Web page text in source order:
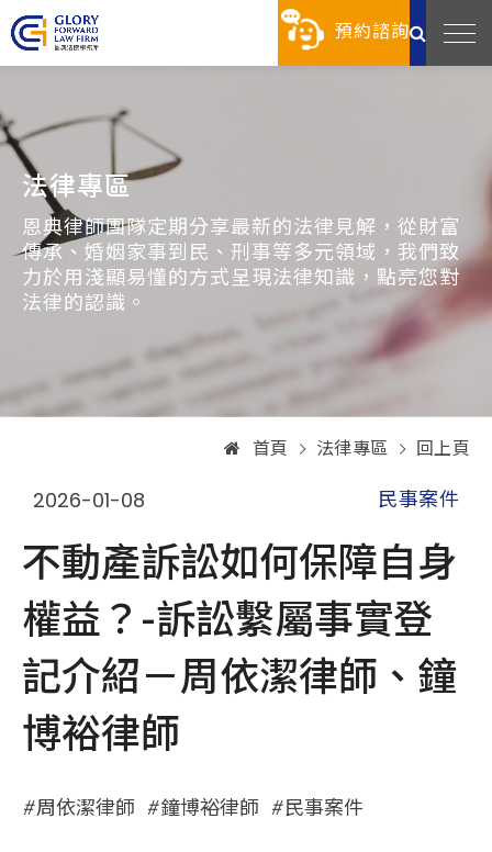
預約諮詢
法律專區
恩典律師團隊定期分享最新的法律見解，從財富
傳承、婚姻家事到民、刑事等多元領域，我們致
力於用淺顯易懂的方式呈現法律知識，點亮您對
法律的認識。
首頁 法律專區 回上頁
2026-01-08 民事案件
不動產訴訟如何保障自身
權益？-訴訟繫屬事實登
記介紹－周依潔律師、鐘
博裕律師
周依潔律師 鐘博裕律師 民事案件